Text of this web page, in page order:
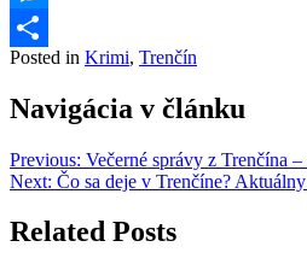
Messenger
Share
Posted in Krimi, Trenčín
Navigácia v článku
Previous: Večerné správy z Trenčína
Next: Čo sa deje v Trenčíne?
Related Posts